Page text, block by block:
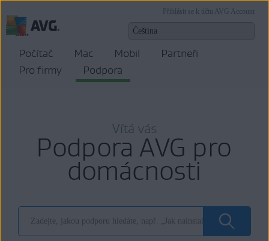
Přihlásit se k účtu AVG Account
Počítač Mac Mobil
Partneři
Pro firmy
Podpora
Vítá vás
Podpora AVG pro
domácnosti